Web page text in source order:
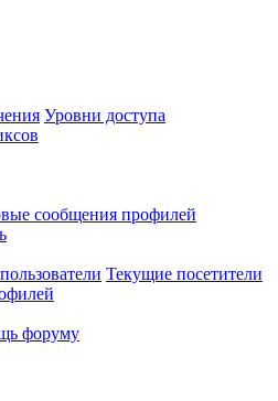
Уровни доступа
сообщения профилей
Текущие посетители
форуму